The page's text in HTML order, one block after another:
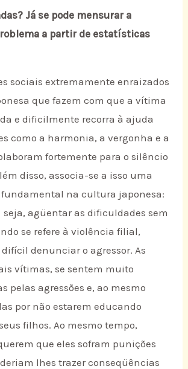
Já se pode mensurar a
a partir de estatísticas
sociais extremamente enraizados
que fazem com que a vítima
e dificilmente recorra à ajuda
como a harmonia, a vergonha e a
fortemente para o silêncio
disso, associa-se a isso uma
na cultura japonesa:
seja, agüentar as dificuldades sem
se refere à violência filial,
denunciar o agressor. As
vítimas, se sentem muito
pelas agressões e, ao mesmo
por não estarem educando
filhos. Ao mesmo tempo,
que eles sofram punições
lhes trazer conseqüências